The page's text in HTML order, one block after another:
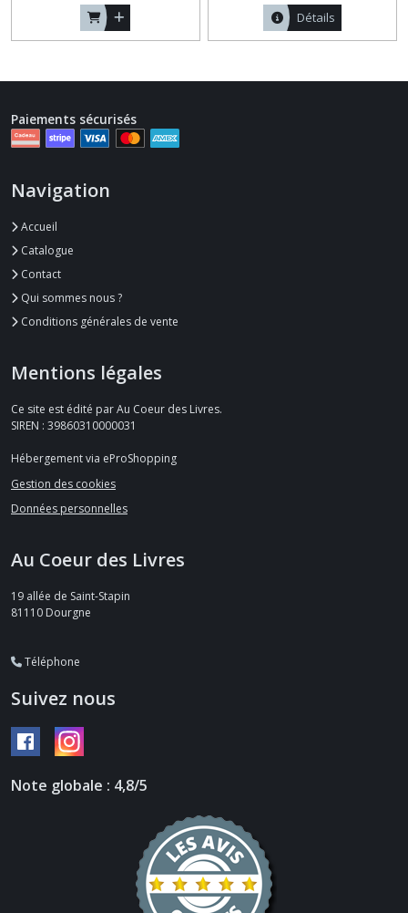
Détails
Paiements sécurisés
Navigation
Accueil
Catalogue
Contact
Qui sommes nous ?
Conditions générales de vente
Mentions légales
Ce site est édité par Au Coeur des Livres.
SIREN : 39860310000031
Hébergement via eProShopping
Gestion des cookies
Données personnelles
Au Coeur des Livres
19 allée de Saint-Stapin
81110 Dourgne
Téléphone
Suivez nous
Note globale : 4,8/5